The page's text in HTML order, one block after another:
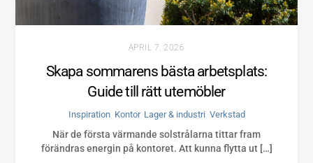
APRIL 7, 2026
Skapa sommarens bästa arbetsplats:
Guide till rätt utemöbler
Inspiration, Kontor, Lager & industri, Verkstad
När de första värmande solstrålarna tittar fram
förändras energin på kontoret. Att kunna flytta ut […]